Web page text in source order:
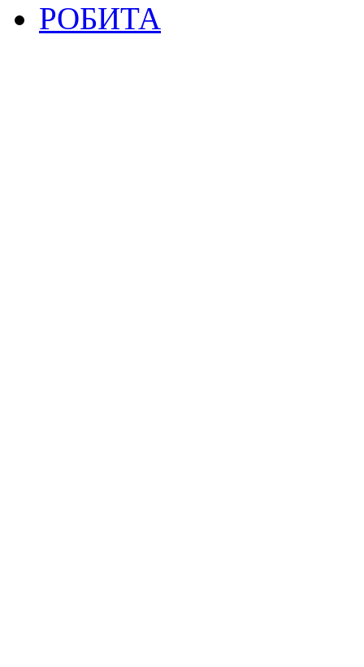
РОБИТА